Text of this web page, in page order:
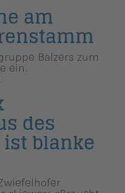
am
Balzers zum
ein.
des
blanke